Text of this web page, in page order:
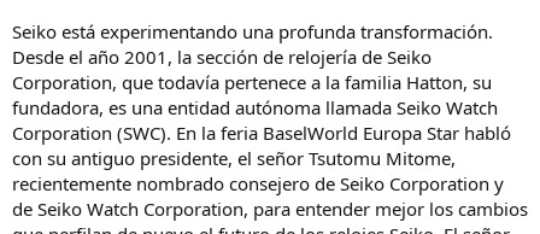
o
Seiko está experimentando una profunda transformación.
Desde el año 2001, la sección de relojería de Seiko
Corporation, que todavía pertenece a la familia Hatton, su
fundadora, es una entidad autónoma llamada Seiko Watch
Corporation (SWC). En la feria BaselWorld Europa Star habló
con su antiguo presidente, el señor Tsutomu Mitome,
recientemente nombrado consejero de Seiko Corporation y
de Seiko Watch Corporation, para entender mejor los cambios